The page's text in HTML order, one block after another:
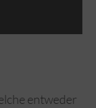
entweder